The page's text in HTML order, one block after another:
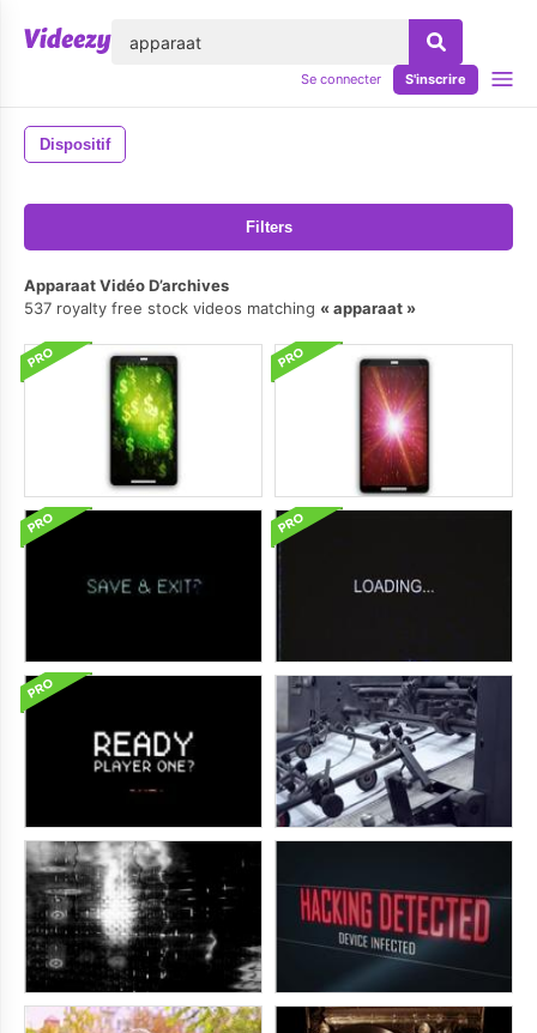
Se connecter S'inscrire
Dispositif
Filters
Apparaat Vidéo D’archives
537 royalty free stock videos matching
apparaat